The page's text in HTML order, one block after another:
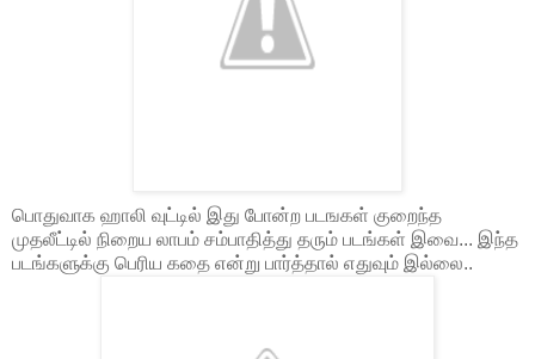
பொதுவாக ஹாலி வுட்டில் இது போன்ற படஙகள் குறைந்த
முதலீட்டில் நிறைய லாபம் சம்பாதித்து தரும் படங்கள் இவை... இந்த
படங்களுக்கு பெரிய கதை என்று பார்த்தால் எதுவும் இல்லை..